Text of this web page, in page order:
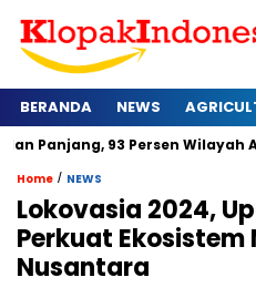
BERANDA NEWS
Persen Wilayah Alami Hujan
Home / NEWS
Lokovasia 2024,
Perkuat Ekosistem
Nusantara